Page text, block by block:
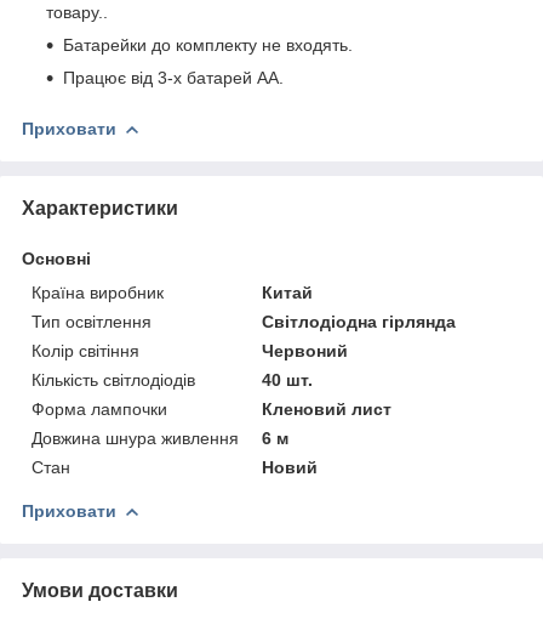
товару..
Батарейки до комплекту не входять.
Працює від 3-х батарей АА.
Приховати
Характеристики
Основні
Країна виробник
Китай
Тип освітлення
Світлодіодна гірлянда
Колір світіння
Червоний
Кількість світлодіодів
40 шт.
Форма лампочки
Кленовий лист
Довжина шнура живлення
6 м
Стан
Новий
Приховати
Умови доставки